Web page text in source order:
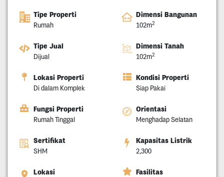
Tipe Properti
Rumah
Dimensi Bangunan
102m2
Tipe Jual
Dijual
Dimensi Tanah
102m2
Lokasi Properti
Di dalam Komplek
Kondisi Properti
Siap Pakai
Fungsi Properti
Rumah Tinggal
Orientasi
Menghadap Selatan
Sertifikat
SHM
Kapasitas Listrik
2,300
Lokasi Fasilitas